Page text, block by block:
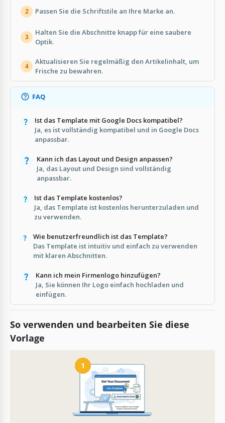
2 Passen Sie die Schriftstile an Ihre Marke an.
3
Halten Sie die Abschnitte knapp für eine saubere
Optik.
4
Aktualisieren Sie regelmäßig den Artikelinhalt, um
Frische zu bewahren.
FAQ
Ist das Template mit Google Docs kompatibel?
Ja, es ist vollständig kompatibel und in Google Docs
anpassbar.
Kann ich das Layout und Design anpassen?
Ja, das Layout und Design sind vollständig
anpassbar.
Ist das Template kostenlos?
Ja, das Template ist kostenlos herunterzuladen und
zu verwenden.
Wie benutzerfreundlich ist das Template?
Das Template ist intuitiv und einfach zu verwenden
mit klaren Abschnitten.
Kann ich mein Firmenlogo hinzufügen?
Ja, Sie können Ihr Logo einfach hochladen und
einfügen.
So verwenden und bearbeiten Sie diese
Vorlage
1